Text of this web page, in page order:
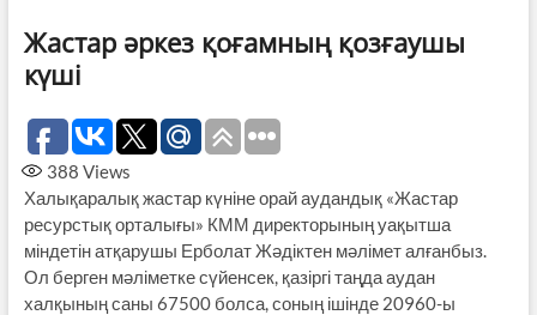
Жастар әркез қоғамның қозғаушы
күші
388 Views
Халықаралық жастар күніне орай аудандық «Жастар
ресурстық орталығы» КММ директорының уақытша
міндетін атқарушы Ерболат Жәдіктен мәлімет алғанбыз.
Ол берген мәліметке сүйенсек, қазіргі таңда аудан
халқының саны 67500 болса, соның ішінде 20960-ы